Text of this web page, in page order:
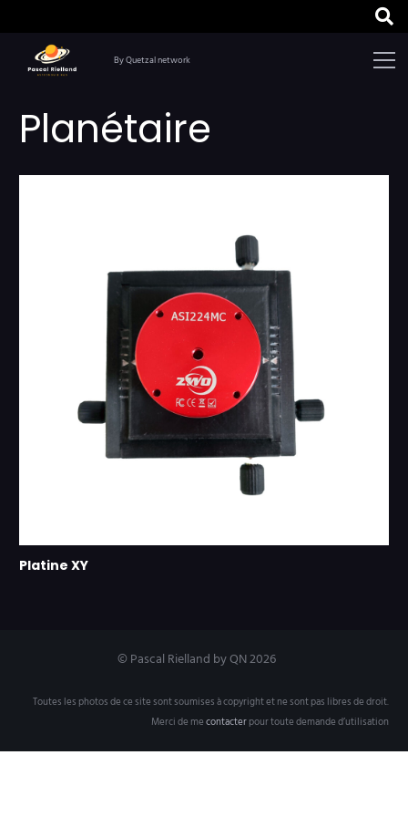
By Quetzal network
Planétaire
Platine XY
© Pascal Rielland by QN 2026
Toutes les photos de ce site sont soumises à copyright et ne sont pas libres de droit.
Merci de mecontacterpour toute demande d’utilisation